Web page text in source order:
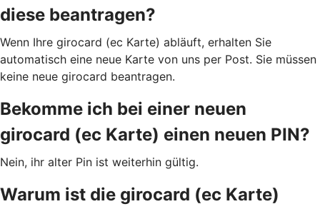
diese beantragen?
Wenn Ihre girocard (ec Karte) abläuft, erhalten Sie
automatisch eine neue Karte von uns per Post. Sie müssen
keine neue girocard beantragen.
Bekomme ich bei einer neuen
girocard (ec Karte) einen neuen PIN?
Nein, ihr alter Pin ist weiterhin gültig.
Warum ist die girocard (ec Karte)